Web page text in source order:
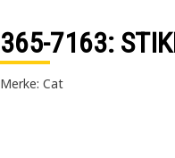
365-7163:
Merke: Cat